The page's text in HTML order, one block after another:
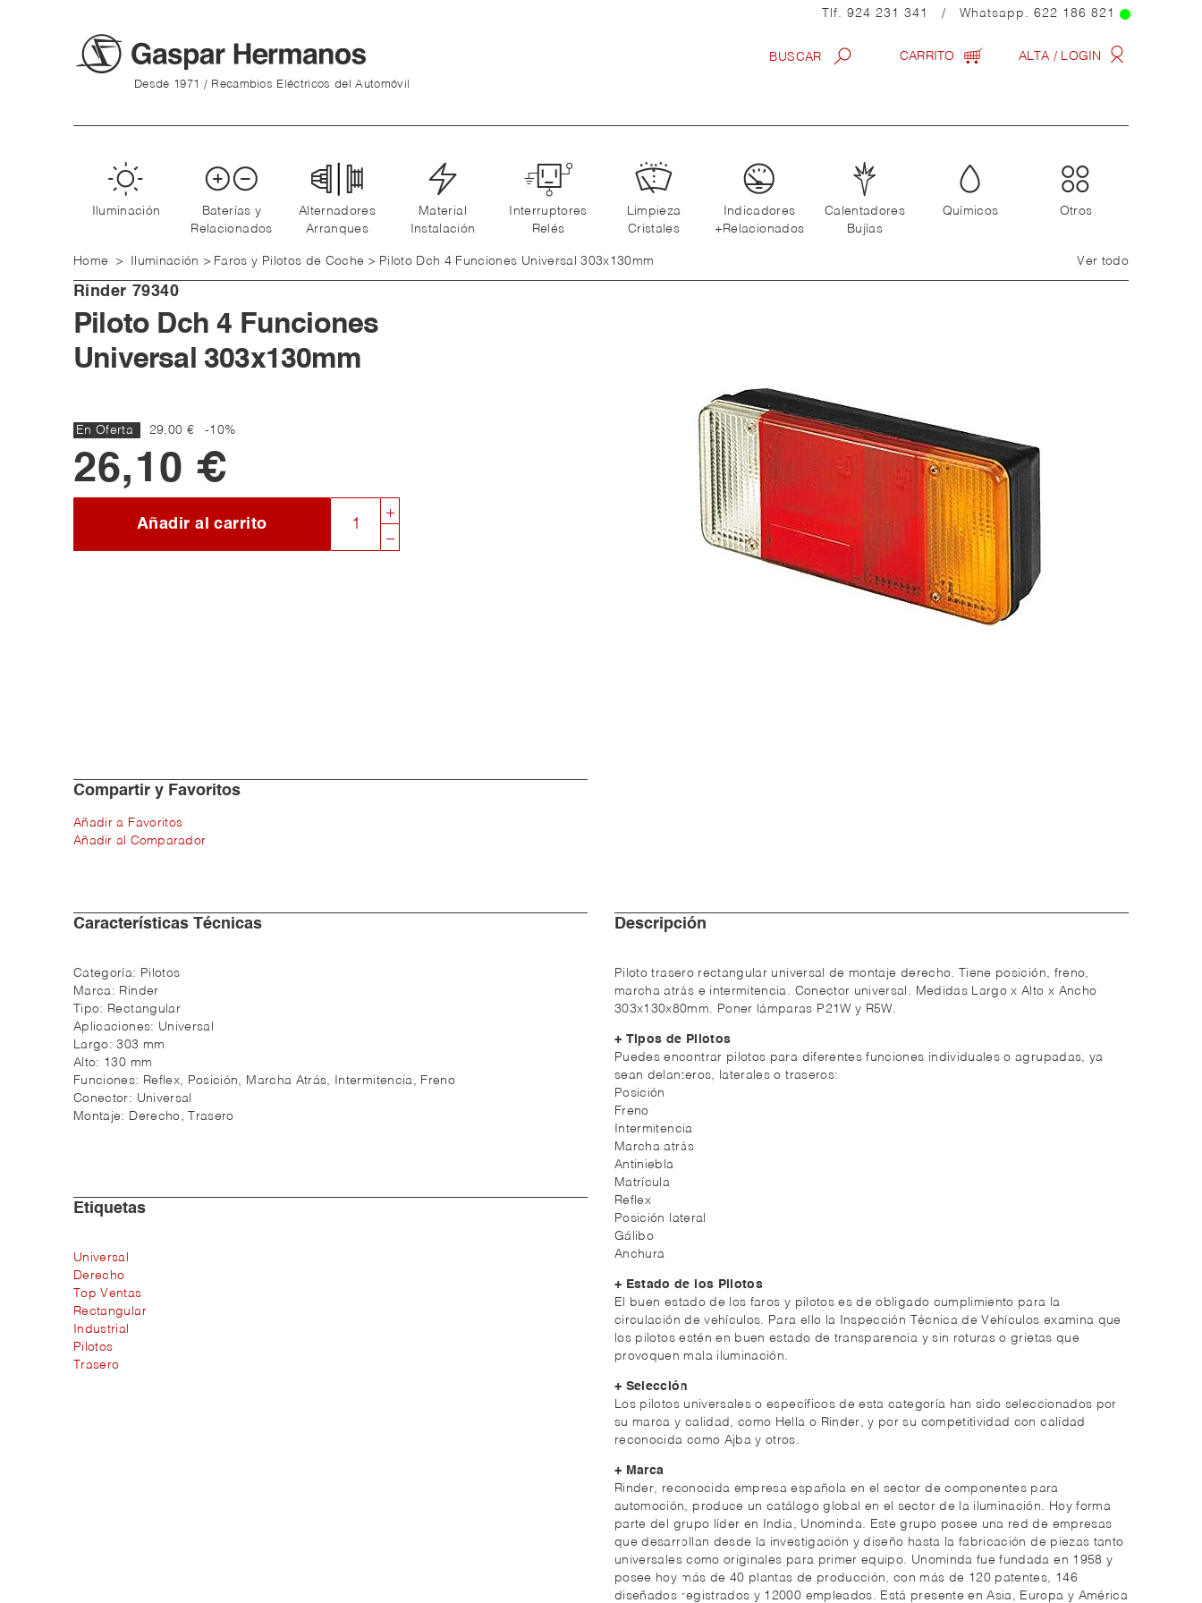
Tlf. 924 231 341 / Whatsapp. 622 186 821
Desde 1971 / Recambios Eléctricos del Automóvil
ALTA / LOGIN
CARRITO
Iluminación
Baterías y
Relacionados
Alternadores
Arranques
Material
Instalación
Interruptores
Relés
Limpieza
Cristales
Indicadores
+Relacionados
Calentadores
Bujías
Químicos Otros
Ver todo
Home > Iluminación > Faros y Pilotos de Coche > Piloto Dch 4 Funciones Universal 303x130mm
Rinder 79340
Piloto Dch 4 Funciones
Universal 303x130mm
En Oferta 29,00 € -10%
26,10 €
Añadir al carrito
Compartir y Favoritos
Añadir a Favoritos
Añadir al Comparador
Características Técnicas
Categoría: Pilotos
Marca: Rinder
Tipo: Rectangular
Aplicaciones: Universal
Largo:303 mm
Alto: 130 mm
Funciones: Reflex, Posición, Marcha Atrás, Intermitencia, Freno
Conector: Universal
Montaje: Derecho, Trasero
Etiquetas
Universal
Derecho
Top Ventas
Rectangular
Industrial
Pilotos
Trasero
Descripción
Piloto trasero rectangular universal de montaje derecho. Tiene posición, freno,
marcha atrás e intermitencia. Conector universal. Medidas Largo x Alto x Ancho
303x130x80mm. Poner lámparas P21W y R5W.
+ Tipos de Pilotos
Puedes encontrar pilotos para diferentes funciones individuales o agrupadas, ya
sean delanteros, laterales o traseros:
Posición
Freno
Intermitencia
Marcha atrás
Antiniebla
Matrícula
Reflex
Posición lateral
Gálibo
Anchura
+ Estado de los Pilotos
El buen estado de los faros y pilotos es de obligado cumplimiento para la
circulación de vehículos. Para ello la Inspección Técnica de Vehículos examina que
los pilotos estén en buen estado de transparencia y sin roturas o grietas que
provoquen mala iluminación.
+ Selección
Los pilotos universales o específicos de esta categoría han sido seleccionados por
su marca y calidad, como Hella o Rinder, y por su competitividad con calidad
reconocida como Ajba y otros.
+ Marca
Rinder, reconocida empresa española en el sector de componentes para
automoción, produce un catálogo global en el sector de la iluminación. Hoy forma
parte del grupo líder en India, Unominda. Este grupo posee una red de empresas
que desarrollan desde la investigación y diseño hasta la fabricación de piezas tanto
universales como originales para primer equipo. Unominda fue fundada en 1958 y
posee hoy más de 40 plantas de producción, con más de 120 patentes, 146
diseñados registrados y 12000 empleados. Está presente en Asia, Europa y América